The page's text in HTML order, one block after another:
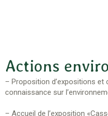
Actions
– Proposition d’expositions
connaissance sur
– Accueil de l’exposition